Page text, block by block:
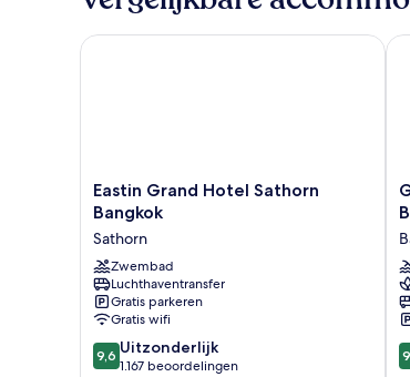
Eastin
Grand
Hotel
Sathorn
Bangkok
Sathorn
Eastin Grand Hotel Sathorn
Bangkok
Sathorn
Zwembad
Luchthaventransfer
Gratis parkeren
Gratis wifi
9.6
van
9,6 Uitzonderlijk
1.167 beoordelingen
Eastin Grand Hotel Sathorn Bangkok